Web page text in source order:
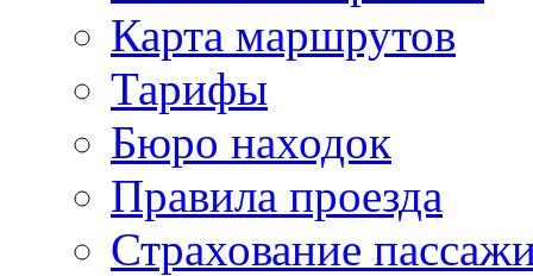
Карта маршрутов
Тарифы
Бюро находок
Правила проезда
Страхование